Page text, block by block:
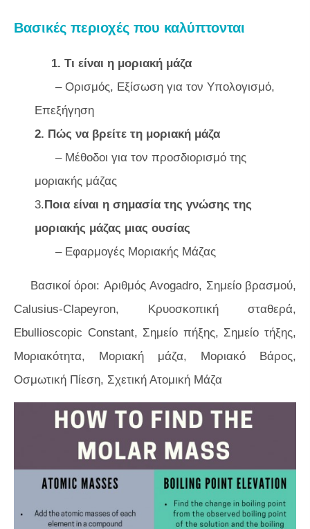
Βασικές περιοχές που καλύπτονται
1. Τι είναι η μοριακή μάζα
– Ορισμός, Εξίσωση για τον Υπολογισμό,
Επεξήγηση
2. Πώς να βρείτε τη μοριακή μάζα
– Μέθοδοι για τον προσδιορισμό της
μοριακής μάζας
3.Ποια είναι η σημασία της γνώσης της
μοριακής μάζας μιας ουσίας
– Εφαρμογές Μοριακής Μάζας
Βασικοί όροι: Αριθμός Avogadro, Σημείο βρασμού,
Calusius-Clapeyron, Κρυοσκοπική σταθερά,
Ebullioscopic Constant, Σημείο πήξης, Σημείο τήξης,
Μοριακότητα, Μοριακή μάζα, Μοριακό Βάρος,
Οσμωτική Πίεση, Σχετική Ατομική Μάζα